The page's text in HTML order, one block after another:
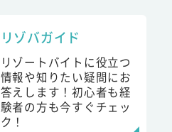
リゾバガイド
リゾートバイトに役立つ
情報や知りたい疑問にお
答えします！初心者も経
験者の方も今すぐチェッ
ク！